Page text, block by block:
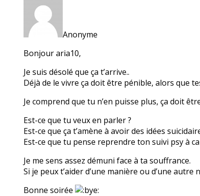
Anonyme
Bonjour aria10,
Je suis désolé que ça t’arrive..
Déjà de le vivre ça doit être pénible, alors que
Je comprend que tu n’en puisse plus, ça doit
Est-ce que tu veux en parler ?
Est-ce que ça t’amène à avoir des idées
Est-ce que tu pense reprendre ton suivi psy à
Je me sens assez démuni face à ta souffrance.
Si je peux t’aider d’une manière ou d’une autre
Bonne soirée